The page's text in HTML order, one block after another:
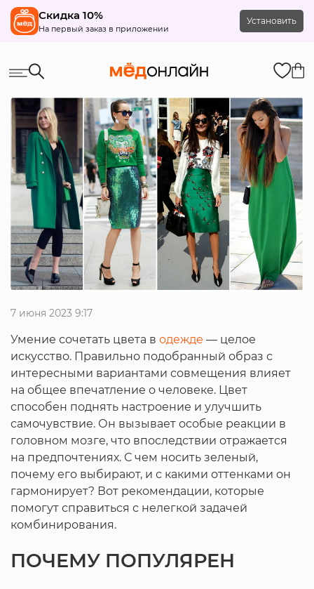
Скидка 10%
На первый заказ в приложении
Установить
7 июня 2023 9:17
Умение сочетать цвета в одежде — целое
искусство. Правильно подобранный образ с
интересными вариантами совмещения влияет
на общее впечатление о человеке. Цвет
способен поднять настроение и улучшить
самочувствие. Он вызывает особые реакции в
головном мозге, что впоследствии отражается
на предпочтениях. С чем носить зеленый,
почему его выбирают, и с какими оттенками он
гармонирует? Вот рекомендации, которые
помогут справиться с нелегкой задачей
комбинирования.
ПОЧЕМУ ПОПУЛЯРЕН